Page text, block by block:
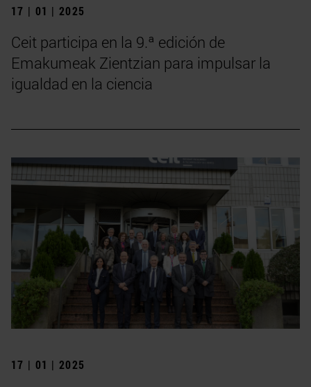
17 | 01 | 2025
Ceit participa en la 9.ª edición de
Emakumeak Zientzian para impulsar la
igualdad en la ciencia
17 | 01 | 2025